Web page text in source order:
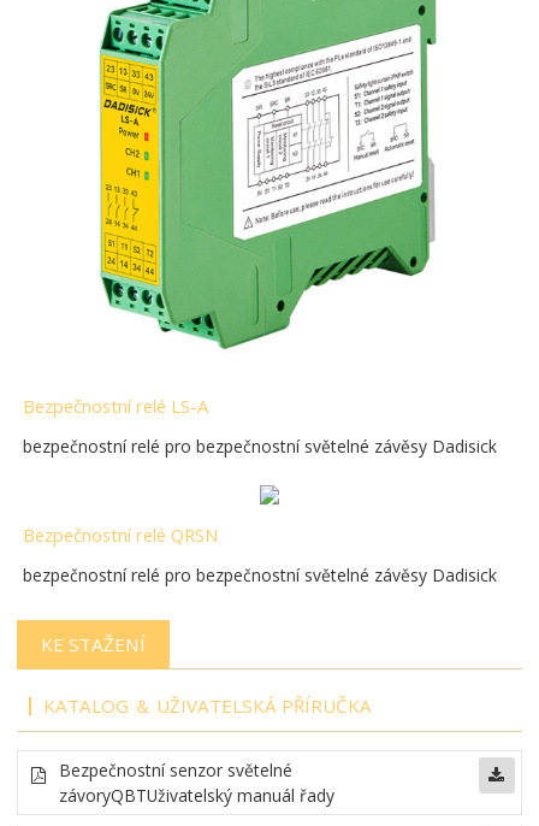
Bezpečnostní relé LS-A
bezpečnostní relé pro bezpečnostní světelné závěsy Dadisick
Bezpečnostní relé QRSN
bezpečnostní relé pro bezpečnostní světelné závěsy Dadisick
KE STAŽENÍ
KATALOG ＆ UŽIVATELSKÁ PŘÍRUČKA
Bezpečnostní senzor světelné
závoryQBTUživatelský manuál řady